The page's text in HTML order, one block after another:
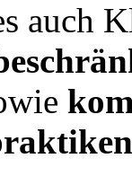
auch